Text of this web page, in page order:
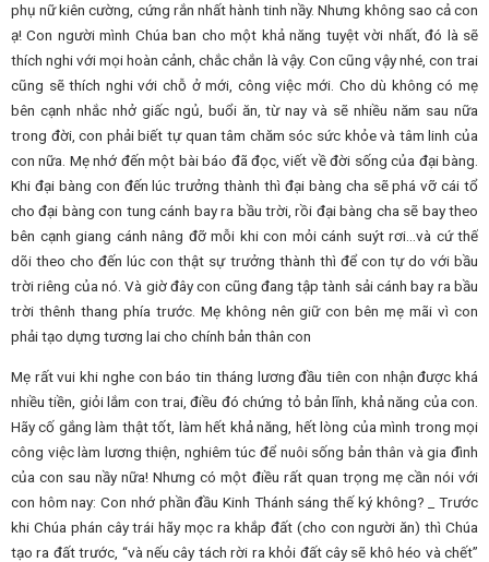
phụ nữ kiên cường, cứng rắn nhất hành tinh nầy. Nhưng không sao cả con
ạ! Con người mình Chúa ban cho một khả năng tuyệt vời nhất, đó là sẽ
thích nghi với mọi hoàn cảnh, chắc chắn là vậy. Con cũng vậy nhé, con trai
cũng sẽ thích nghi với chỗ ở mới, công việc mới. Cho dù không có mẹ
bên cạnh nhắc nhở giấc ngủ, buổi ăn, từ nay và sẽ nhiều năm sau nữa
trong đời, con phải biết tự quan tâm chăm sóc sức khỏe và tâm linh của
con nữa. Mẹ nhớ đến một bài báo đã đọc, viết về đời sống của đại bàng.
Khi đại bàng con đến lúc trưởng thành thì đại bàng cha sẽ phá vỡ cái tổ
cho đại bàng con tung cánh bay ra bầu trời, rồi đại bàng cha sẽ bay theo
bên cạnh giang cánh nâng đỡ mỗi khi con mỏi cánh suýt rơi…và cứ thế
dõi theo cho đến lúc con thật sự trưởng thành thì để con tự do với bầu
trời riêng của nó. Và giờ đây con cũng đang tập tành sải cánh bay ra bầu
trời thênh thang phía trước. Mẹ không nên giữ con bên mẹ mãi vì con
phải tạo dựng tương lai cho chính bản thân con
Mẹ rất vui khi nghe con báo tin tháng lương đầu tiên con nhận được khá
nhiều tiền, giỏi lắm con trai, điều đó chứng tỏ bản lĩnh, khả năng của con.
Hãy cố gắng làm thật tốt, làm hết khả năng, hết lòng của mình trong mọi
công việc làm lương thiện, nghiêm túc để nuôi sống bản thân và gia đình
của con sau nầy nữa! Nhưng có một điều rất quan trọng mẹ cần nói với
con hôm nay: Con nhớ phần đầu Kinh Thánh sáng thế ký không? _ Trước
khi Chúa phán cây trái hãy mọc ra khắp đất (cho con người ăn) thì Chúa
tạo ra đất trước, “và nếu cây tách rời ra khỏi đất cây sẽ khô héo và chết”